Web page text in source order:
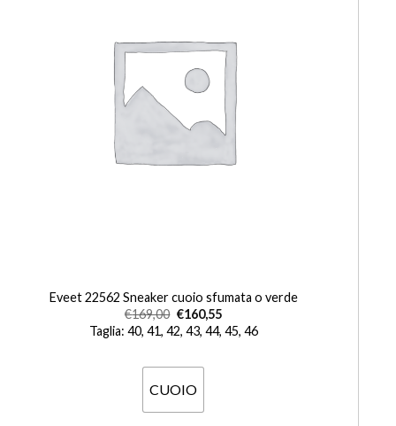
Eveet 22562 Sneaker cuoio sfumata o verde
€169,00 €160,55
Taglia: 40, 41, 42, 43, 44, 45, 46
CUOIO